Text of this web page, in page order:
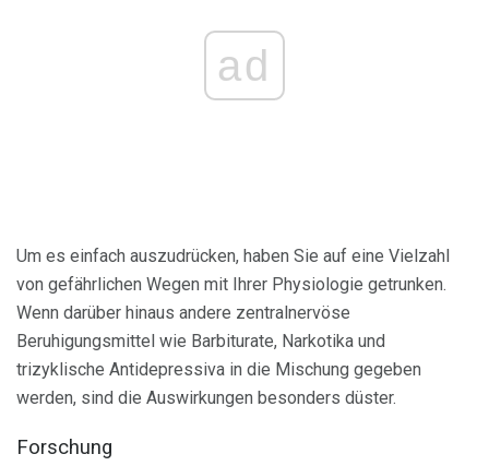
ad
Um es einfach auszudrücken, haben Sie auf eine Vielzahl
von gefährlichen Wegen mit Ihrer Physiologie getrunken.
Wenn darüber hinaus andere zentralnervöse
Beruhigungsmittel wie Barbiturate, Narkotika und
trizyklische Antidepressiva in die Mischung gegeben
werden, sind die Auswirkungen besonders düster.
Forschung